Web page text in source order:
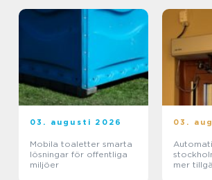
03. augusti 2026
Mobila toaletter smarta
lösningar för offentliga
miljöer
03.
stockholm tryggare
mer